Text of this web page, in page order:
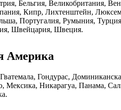
Бельгия, Великобритания,
Кипр, Лихтенштейн,
Португалия, Румыния,
Швейцария, Швеция.
Америка
Гондурас,
Мексика, Никарагуа, Панама,